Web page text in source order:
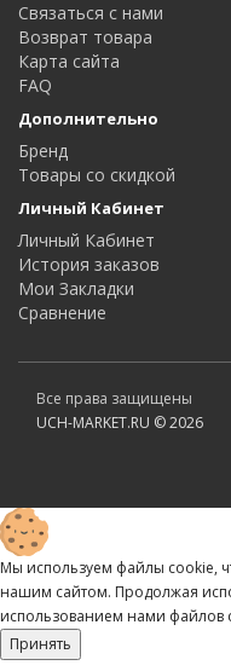
Связаться с нами
Возврат товара
Карта сайта
FAQ
Дополнительно
Бренд
Товары со скидкой
Личный Кабинет
Личный Кабинет
История заказов
Мои Закладки
Сравнение
Все права защищены
UCH-MARKET.RU © 2026
Мы используем файлы cookie,
нашим сайтом. Продолжая
использованием нами файлов
Принять